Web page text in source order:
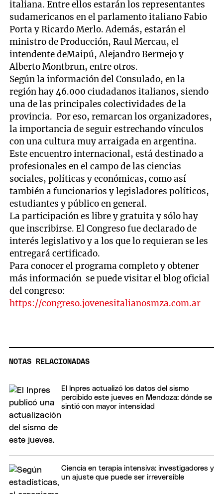
italiana. Entre ellos estarán los representantes
sudamericanos en el parlamento italiano Fabio
Porta y Ricardo Merlo. Además, estarán el
ministro de Producción, Raul Mercau, el
intendente deMaipú, Alejandro Bermejo y
Alberto Montbrun, entre otros.
Según la información del Consulado, en la
región hay 46.000 ciudadanos italianos, siendo
una de las principales colectividades de la
provincia. Por eso, remarcan los organizadores,
la importancia de seguir estrechando vínculos
con una cultura muy arraigada en argentina.
Este encuentro internacional, está destinado a
profesionales en el campo de las ciencias
sociales, políticas y económicas, como así
también a funcionarios y legisladores políticos,
estudiantes y público en general.
La participación es libre y gratuita y sólo hay
que inscribirse. El Congreso fue declarado de
interés legislativo y a los que lo requieran se les
entregará certificado.
Para conocer el programa completo y obtener
más información se puede visitar el blog oficial
del congreso:
https://congreso.jovenesitalianosmza.com.ar
NOTAS RELACIONADAS
El Inpres actualizó los datos del sismo
percibido este jueves en Mendoza: dónde se
sintió con mayor intensidad
Ciencia en terapia intensiva: investigadores y
un ajuste que puede ser irreversible